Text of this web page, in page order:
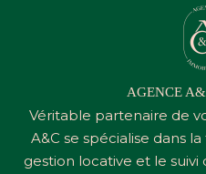
AGENCE
Véritable partenaire de
A&C se spécialise dans
gestion locative et le suivi